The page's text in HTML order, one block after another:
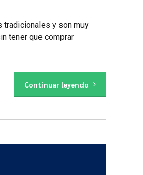
tradicionales y son muy
tener que comprar
Continuar leyendo